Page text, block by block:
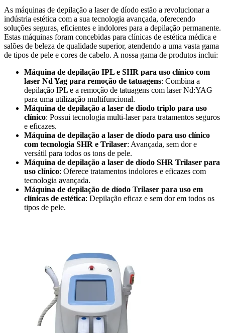
As máquinas de depilação a laser de díodo estão a revolucionar a
indústria estética com a sua tecnologia avançada, oferecendo
soluções seguras, eficientes e indolores para a depilação permanente.
Estas máquinas foram concebidas para clínicas de estética médica e
salões de beleza de qualidade superior, atendendo a uma vasta gama
de tipos de pele e cores de cabelo. A nossa gama de produtos inclui:
Máquina de depilação IPL e SHR para uso clínico com
laser Nd Yag para remoção de tatuagens: Combina a
depilação IPL e a remoção de tatuagens com laser Nd:YAG
para uma utilização multifuncional.
Máquina de depilação a laser de diodo triplo para uso
clínico: Possui tecnologia multi-laser para tratamentos seguros
e eficazes.
Máquina de depilação a laser de díodo para uso clínico
com tecnologia SHR e Trilaser: Avançada, sem dor e
versátil para todos os tons de pele.
Máquina de depilação a laser de díodo SHR Trilaser para
uso clínico: Oferece tratamentos indolores e eficazes com
tecnologia avançada.
Máquina de depilação de díodo Trilaser para uso em
clínicas de estética: Depilação eficaz e sem dor em todos os
tipos de pele.